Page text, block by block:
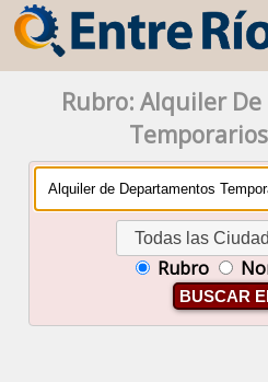
Rubro: Alquiler
Temporarios
Todas las
Rubro
BUSCAR